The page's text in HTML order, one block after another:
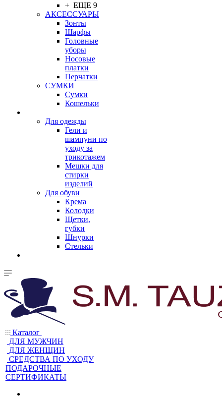
+ ЕЩЕ 9
АКСЕССУАРЫ
Зонты
Шарфы
Головные
уборы
Носовые
платки
Перчатки
СУМКИ
Сумки
Кошельки
Для одежды
Гели и
шампуни по
уходу за
трикотажем
Мешки для
стирки
изделий
Для обуви
Крема
Колодки
Щетки,
губки
Шнурки
Стельки
Каталог
ДЛЯ МУЖЧИН
ДЛЯ ЖЕНЩИН
CРЕДСТВА ПО УХОДУ
ПОДАРОЧНЫЕ
СЕРТИФИКАТЫ